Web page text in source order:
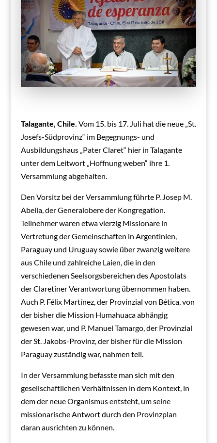
Talagante, Chile. Vom 15. bis 17. Juli hat die neue „St.
Josefs-Südprovinz“ im Begegnungs- und
Ausbildungshaus „Pater Claret“ hier in Talagante
unter dem Leitwort „Hoffnung weben“ ihre 1.
Versammlung abgehalten.
Den Vorsitz bei der Versammlung führte P. Josep M.
Abella, der Generalobere der Kongregation.
Teilnehmer waren etwa vierzig Missionare in
Vertretung der Gemeinschaften in Argentinien,
Paraguay und Uruguay sowie über zwanzig weitere
aus Chile und zahlreiche Laien, die in den
verschiedenen Seelsorgsbereichen des Apostolats
der Claretiner Verantwortung übernommen haben.
Auch P. Félix Martínez, der Provinzial von Bética, von
der bisher die Mission Humahuaca abhängig
gewesen war, und P. Manuel Tamargo, der Provinzial
der St. Jakobs-Provinz, der bisher für die Mission
Paraguay zuständig war, nahmen teil.
In der Versammlung befasste man sich mit den
gesellschaftlichen Verhältnissen in dem Kontext, in
dem der neue Organismus entsteht, um seine
missionarische Antwort durch den Provinzplan
daran ausrichten zu können.